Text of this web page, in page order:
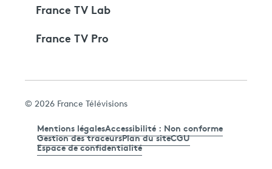
France TV Lab
France TV Pro
© 2026 France Télévisions
Mentions légalesAccessibilité : Non conforme
Gestion des traceursPlan du siteCGU
Espace de confidentialité